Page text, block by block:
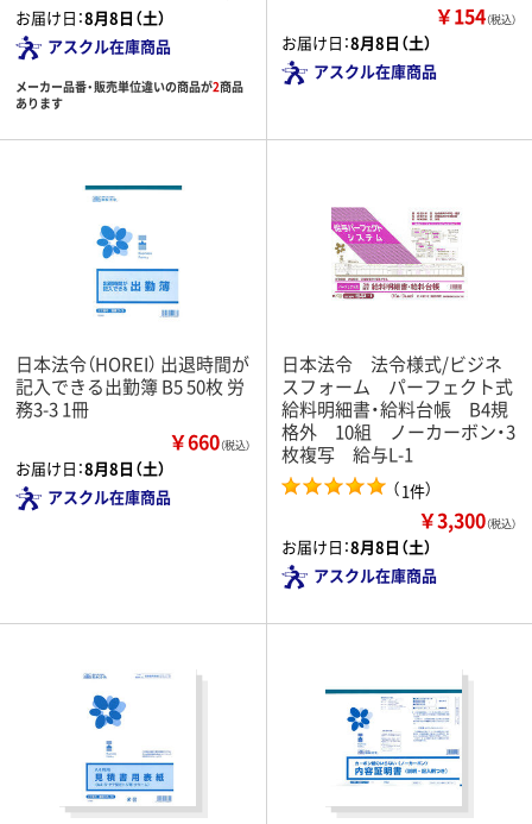
お届け日：8月8日（土）
アスクル在庫商品
メーカー品番・販売単位違いの商品が2商品
あります
￥154（税込）
お届け日：8月8日（土）
アスクル在庫商品
日本法令（HOREI） 出退時間が
記入できる出勤簿 B5 50枚 労
務3-3 1冊
￥660（税込）
お届け日：8月8日（土）
アスクル在庫商品
日本法令 法令様式/ビジネ
スフォーム パーフェクト式
給料明細書・給料台帳 B4規
格外 10組 ノーカーボン・3
枚複写 給与L-1
（1件）
￥3,300（税込）
お届け日：8月8日（土）
アスクル在庫商品